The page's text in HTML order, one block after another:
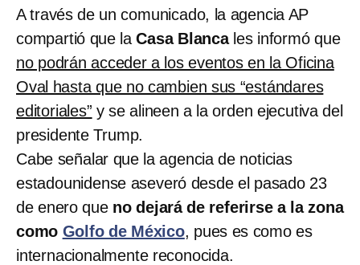
A través de un comunicado, la agencia AP
compartió que la Casa Blanca les informó que
no podrán acceder a los eventos en la Oficina
Oval hasta que no cambien sus “estándares
editoriales” y se alineen a la orden ejecutiva del
presidente Trump.
Cabe señalar que la agencia de noticias
estadounidense aseveró desde el pasado 23
de enero queno dejará de referirse a la zona
como Golfo de México, pues es como es
internacionalmente reconocida.